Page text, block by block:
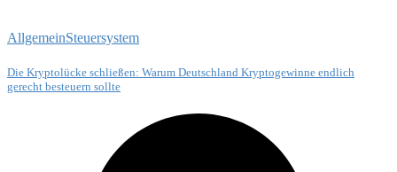
AllgemeinSteuersystem
Die Kryptolücke schließen: Warum Deutschland Kryptogewinne endlich
gerecht besteuern sollte